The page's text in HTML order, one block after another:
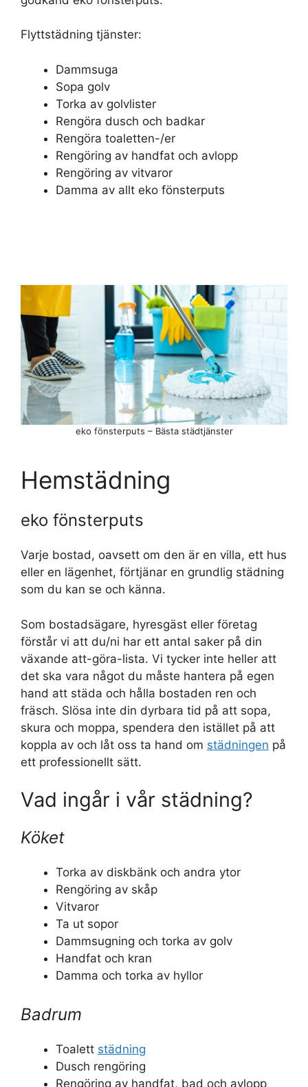
Flyttstädning tjänster:
Dammsuga
Sopa golv
Torka av golvlister
Rengöra dusch och badkar
Rengöra toaletten-/er
Rengöring av handfat och avlopp
Rengöring av vitvaror
Damma av allt eko fönsterputs
eko fönsterputs – Bästa städtjänster
Hemstädning
eko fönsterputs
Varje bostad, oavsett om den är en villa, ett hus
eller en lägenhet, förtjänar en grundlig städning
som du kan se och känna.
Som bostadsägare, hyresgäst eller företag
förstår vi att du/ni har ett antal saker på din
växande att-göra-lista. Vi tycker inte heller att
det ska vara något du måste hantera på egen
hand att städa och hålla bostaden ren och
fräsch. Slösa inte din dyrbara tid på att sopa,
skura och moppa, spendera den istället på att
koppla av och låt oss ta hand om städningen på
ett professionellt sätt.
Vad ingår i vår städning?
Köket
Torka av diskbänk och andra ytor
Rengöring av skåp
Vitvaror
Ta ut sopor
Dammsugning och torka av golv
Handfat och kran
Damma och torka av hyllor
Badrum
Toalett städning
Dusch rengöring
Rengöring av handfat, bad och avlopp